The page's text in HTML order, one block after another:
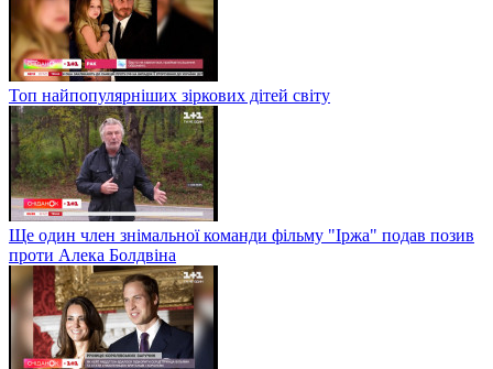
Топ найпопулярніших зіркових дітей світу
Ще один член знімальної команди фільму "Іржа" подав позив
проти Алека Болдвіна